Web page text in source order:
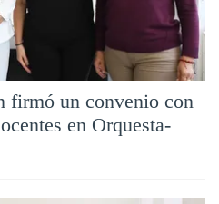
firmó un convenio con
en Orquesta-